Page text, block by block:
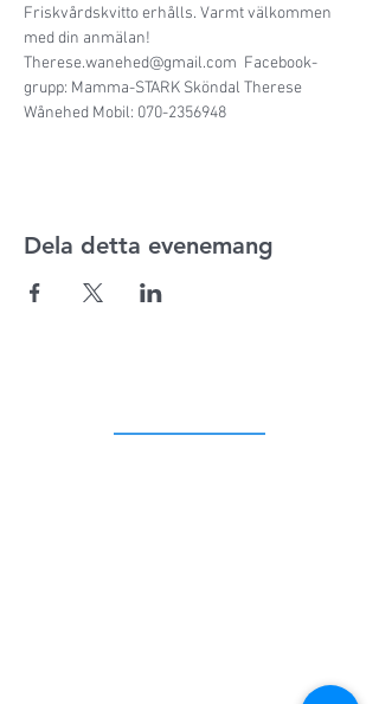
Friskvårdskvitto erhålls. Varmt välkommen
med din anmälan!
Therese.wanehed@gmail.com  Facebook-
grupp: Mamma-STARK Sköndal Therese
Wånehed Mobil: 070-2356948
Dela detta evenemang